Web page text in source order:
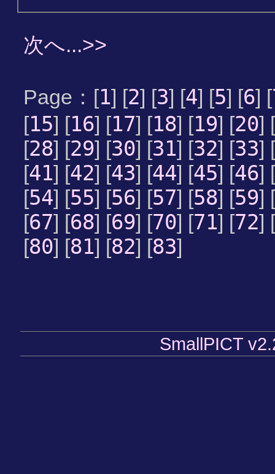
次へ...>>
Page：[1] [2] [3] [4] [5] [6] [
[15] [16] [17] [18] [19] [20] [
[28] [29] [30] [31] [32] [33] [
[41] [42] [43] [44] [45] [46] [
[54] [55] [56] [57] [58] [59] [
[67] [68] [69] [70] [71] [72] [
[80] [81] [82] [83]
SmallPICT